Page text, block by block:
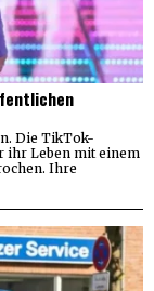
Die TikTok-
ihr Leben mit einem
Ihre